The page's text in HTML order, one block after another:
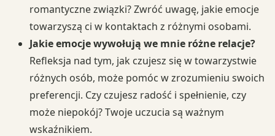
romantyczne związki? Zwróć uwagę, jakie emocje
towarzyszą ci w kontaktach z różnymi osobami.
Jakie emocje wywołują we mnie różne relacje?
Refleksja nad tym, jak czujesz się w towarzystwie
różnych osób, może pomóc w zrozumieniu swoich
preferencji. Czy czujesz radość i spełnienie, czy
może niepokój? Twoje uczucia są ważnym
wskaźnikiem.